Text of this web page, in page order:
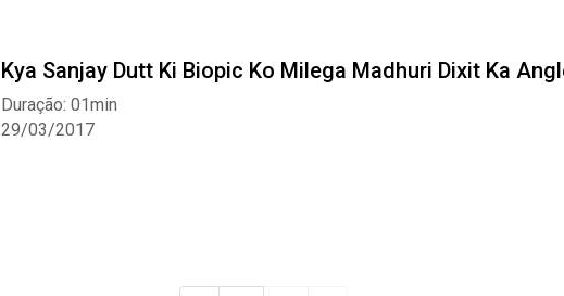
Kya Sanjay Dutt Ki Biopic Ko Milega Madhuri Dixit Ka
29/03/2017
Duração: 01min